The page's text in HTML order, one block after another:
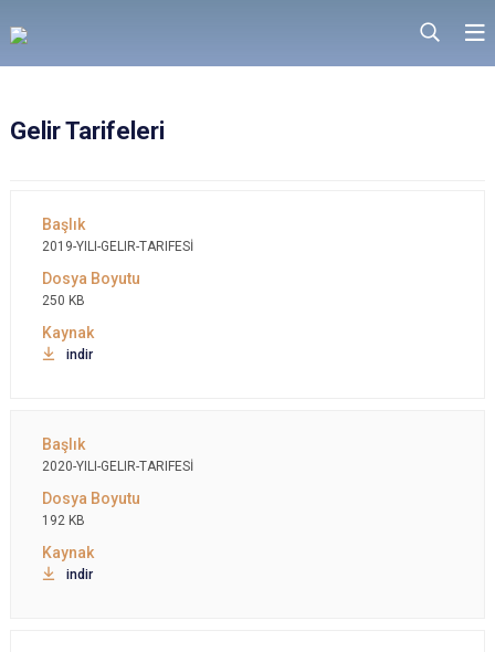
Gelir Tarifeleri
2019-YILI-GELIR-TARIFESİ
250 KB
indir
2020-YILI-GELIR-TARIFESİ
192 KB
indir